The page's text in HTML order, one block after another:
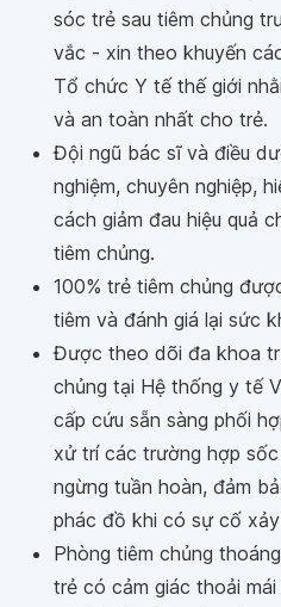
sóc trẻ sau tiêm chủng
vắc - xin theo khuyến
Tổ chức Y tế thế giới
và an toàn nhất cho trẻ.
Đội ngũ bác sĩ và điều
nghiệm, chuyên nghiệp,
cách giảm đau hiệu quả
tiêm chủng.
100% trẻ tiêm chủng
tiêm và đánh giá lại sức
Được theo dõi đa khoa
chủng tại Hệ thống y tế
cấp cứu sẵn sàng phối
xử trí các trường hợp
ngừng tuần hoàn, đảm
phác đồ khi có sự cố xảy
Phòng tiêm chủng
trẻ có cảm giác thoải